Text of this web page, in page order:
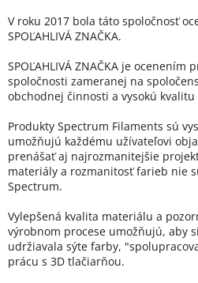
V roku 2017 bola táto spoločnosť
SPOĽAHLIVÁ ZNAČKA.
SPOĽAHLIVÁ ZNAČKA je ocenením
spoločnosti zameranej na
obchodnej činnosti a vysokú
Produkty Spectrum Filaments sú
umožňujú každému užívateľovi
prenášať aj najrozmanitejšie
materiály a rozmanitosť farieb nie
Spectrum.
Vylepšená kvalita materiálu a
výrobnom procese umožňujú, aby
udržiavala sýte farby,
prácu s 3D tlačiarňou.